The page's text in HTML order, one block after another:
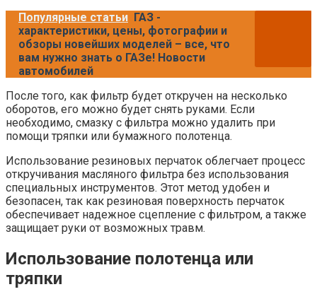
Популярные статьи ГАЗ -
характеристики, цены, фотографии и
обзоры новейших моделей – все, что
вам нужно знать о ГАЗе! Новости
автомобилей
После того, как фильтр будет откручен на несколько
оборотов, его можно будет снять руками. Если
необходимо, смазку с фильтра можно удалить при
помощи тряпки или бумажного полотенца.
Использование резиновых перчаток облегчает процесс
откручивания масляного фильтра без использования
специальных инструментов. Этот метод удобен и
безопасен, так как резиновая поверхность перчаток
обеспечивает надежное сцепление с фильтром, а также
защищает руки от возможных травм.
Использование полотенца или
тряпки